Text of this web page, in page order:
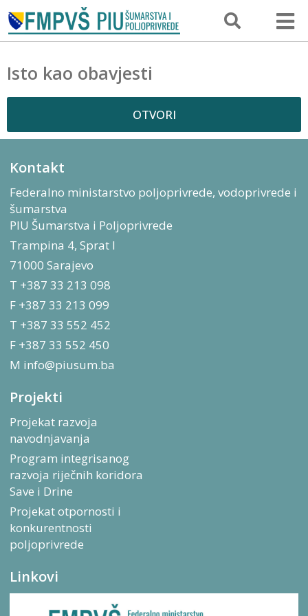
Isto kao obavjesti
OTVORI
Kontakt
Federalno ministarstvo poljoprivrede, vodoprivrede i
šumarstva
PIU Šumarstva i Poljoprivrede
Trampina 4, Sprat I
71000 Sarajevo
T +387 33 213 098
F +387 33 213 099
T +387 33 552 452
F +387 33 552 450
M info@piusum.ba
Projekti
Projekat razvoja
navodnjavanja
Program integrisanog
razvoja riječnih koridora
Save i Drine
Projekat otpornosti i
konkurentnosti
poljoprivrede
Linkovi